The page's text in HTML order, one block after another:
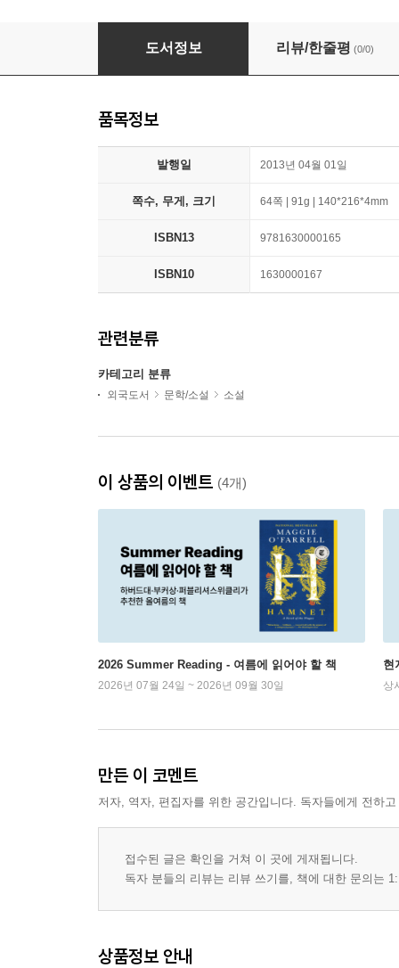
Sleepless Nights: Adult Bedtime Stories
도서정보 리뷰/한줄평 (0/0)
품목정보
발행일 2013년 04월 01일
쪽수, 무게, 크기 64쪽 | 91g | 140*216*4mm
ISBN13 9781630000165
ISBN10 1630000167
관련분류
카테고리 분류
외국도서 문학/소설 소설
이 상품의 이벤트 (4개)
2026 Summer Reading - 여름에 읽어야 할 책
2026년 07월 24일 ~ 2026년 09월 30일
현
상
만든 이 코멘트
저자, 역자, 편집자를 위한 공간입니다. 독자들에게 전하
접수된 글은 확인을 거쳐 이 곳에 게재됩니다.
독자 분들의 리뷰는 리뷰 쓰기를, 책에 대한 문의는
상품정보 안내